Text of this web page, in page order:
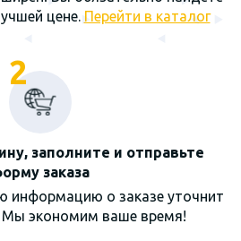
цене. Перейти в каталог
2
заполните и отправьте
заказа
информацию о заказе уточнит
экономим ваше время!